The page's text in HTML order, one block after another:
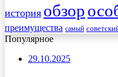
история обзор
преимущества самый
Популярное
29.10.2025